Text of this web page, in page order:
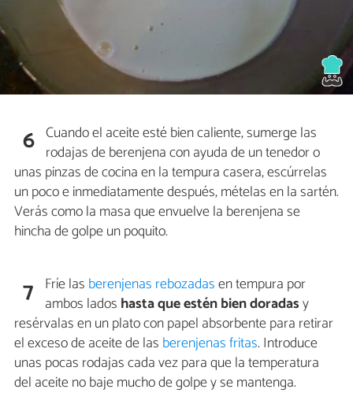
6 Cuando el aceite esté bien caliente, sumerge las
rodajas de berenjena con ayuda de un tenedor o
unas pinzas de cocina en la tempura casera, escúrrelas
un poco e inmediatamente después, mételas en la sartén.
Verás como la masa que envuelve la berenjena se
hincha de golpe un poquito.
7 Fríe las berenjenas rebozadasen tempura por
ambos lados hasta que estén bien doradasy
resérvalas en un plato con papel absorbente para retirar
el exceso de aceite de las berenjenas fritas. Introduce
unas pocas rodajas cada vez para que la temperatura
del aceite no baje mucho de golpe y se mantenga.